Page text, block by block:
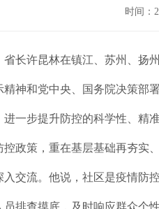
时间
省长许昆林在镇江、苏州、
神和党中央、国务院决策部
一步提升防控的科学性、精
政策，重在基层基础再夯实
交流。他说，社区是疫情防
员排查摸底，及时响应群众个